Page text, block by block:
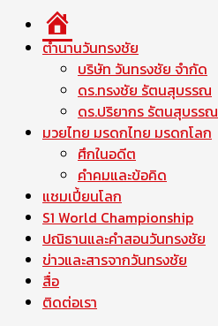
แรก
ตำนานวันทรงชัย
บริษัท วันทรงชัย จำกัด
ดร.ทรงชัย รัตนสุบรรณ
ดร.ปริยากร รัตนสุบรรณ
มวยไทย มรดกไทย มรดกโลก
ศึกในอดีต
คำคมและข้อคิด
แชมเปี้ยนโลก
S1 World Championship
ปณิธานและคำสอนวันทรงชัย
ข่าวและสารจากวันทรงชัย
สื่อ
ติดต่อเรา